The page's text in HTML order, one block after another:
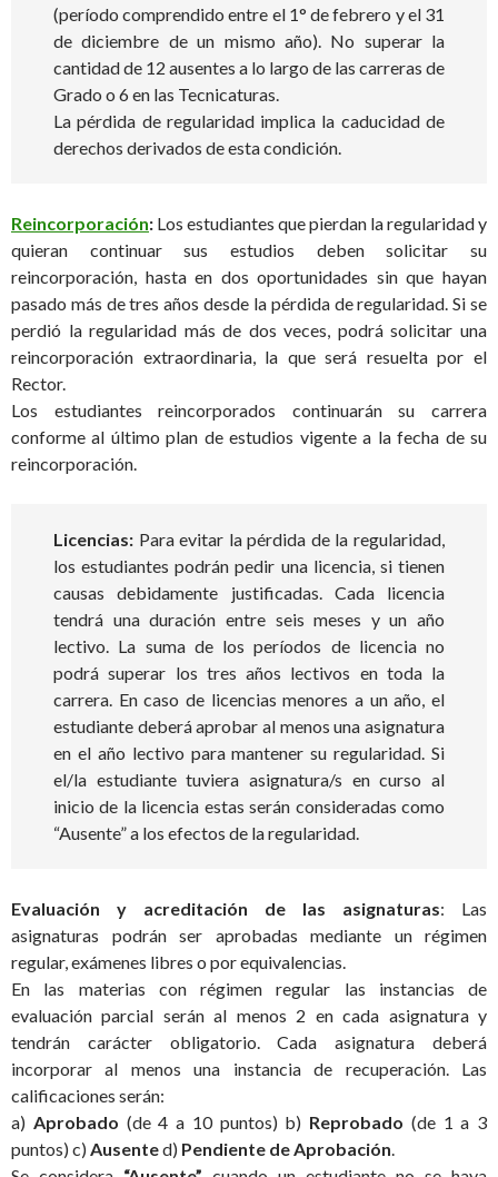
(período comprendido entre el 1° de febrero y el 31
de diciembre de un mismo año). No superar la
cantidad de 12 ausentes a lo largo de las carreras de
Grado o 6 en las Tecnicaturas.
La pérdida de regularidad implica la caducidad de
derechos derivados de esta condición.
Reincorporación: Los estudiantes que pierdan la regularidad y
quieran continuar sus estudios deben solicitar su
reincorporación, hasta en dos oportunidades sin que hayan
pasado más de tres años desde la pérdida de regularidad. Si se
perdió la regularidad más de dos veces, podrá solicitar una
reincorporación extraordinaria, la que será resuelta por el
Rector.
Los estudiantes reincorporados continuarán su carrera
conforme al último plan de estudios vigente a la fecha de su
reincorporación.
Licencias: Para evitar la pérdida de la regularidad,
los estudiantes podrán pedir una licencia, si tienen
causas debidamente justificadas. Cada licencia
tendrá una duración entre seis meses y un año
lectivo. La suma de los períodos de licencia no
podrá superar los tres años lectivos en toda la
carrera. En caso de licencias menores a un año, el
estudiante deberá aprobar al menos una asignatura
en el año lectivo para mantener su regularidad. Si
el/la estudiante tuviera asignatura/s en curso al
inicio de la licencia estas serán consideradas como
“Ausente” a los efectos de la regularidad.
Evaluación y acreditación de las asignaturas: Las
asignaturas podrán ser aprobadas mediante un régimen
regular, exámenes libres o por equivalencias.
En las materias con régimen regular las instancias de
evaluación parcial serán al menos 2 en cada asignatura y
tendrán carácter obligatorio. Cada asignatura deberá
incorporar al menos una instancia de recuperación. Las
calificaciones serán:
a) Aprobado (de 4 a 10 puntos) b) Reprobado (de 1 a 3
puntos) c) Ausented) Pendiente de Aprobación.